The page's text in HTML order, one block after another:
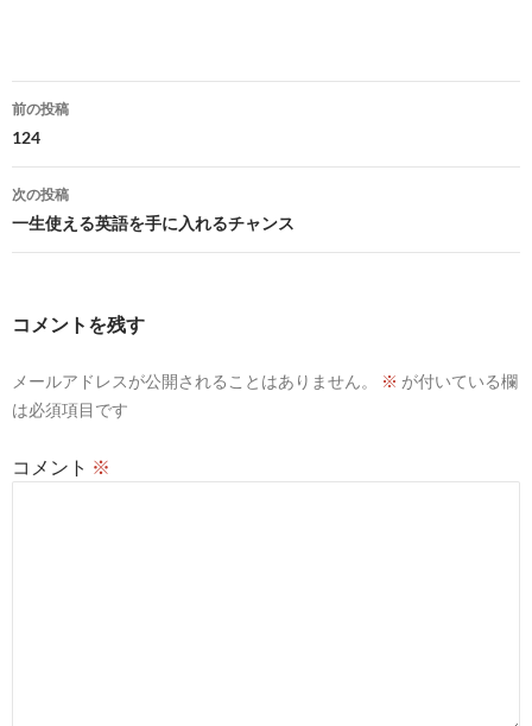
投
稿
ナ
ビ
ゲ
ョ
前の投稿
124
次の投稿
一生使える英語を手に入れるチャンス
コメントを残す
メールアドレスが公開されることはありません。 ※ が付いている欄
は必須項目です
コメント ※